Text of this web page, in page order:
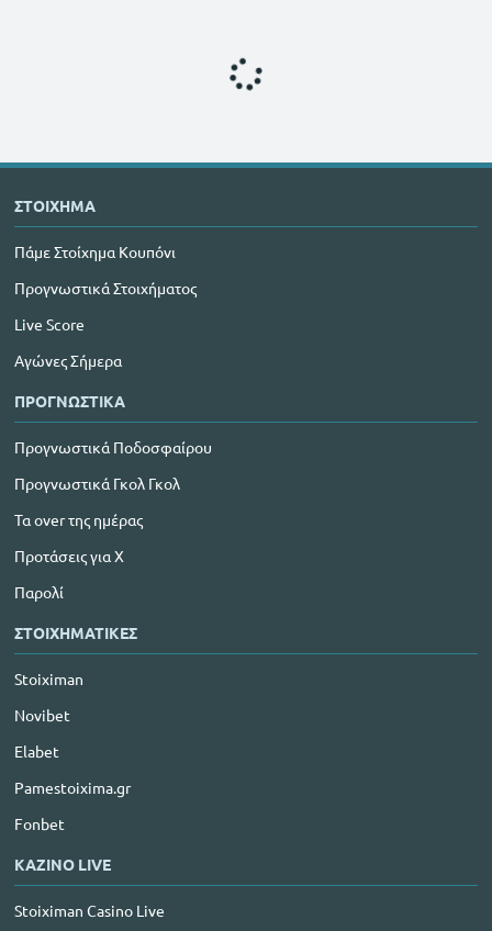
ΣΤΟΙΧΗΜΑ
Πάμε Στοίχημα Κουπόνι
Προγνωστικά Στοιχήματος
Live Score
Αγώνες Σήμερα
ΠΡΟΓΝΩΣΤΙΚΑ
Προγνωστικά Ποδοσφαίρου
Προγνωστικά Γκολ Γκολ
Τα over της ημέρας
Προτάσεις για Χ
Παρολί
ΣΤΟΙΧΗΜΑΤΙΚΕΣ
Stoiximan
Novibet
Elabet
Pamestoixima.gr
Fonbet
ΚΑΖΙΝΟ LIVE
Stoiximan Casino Live